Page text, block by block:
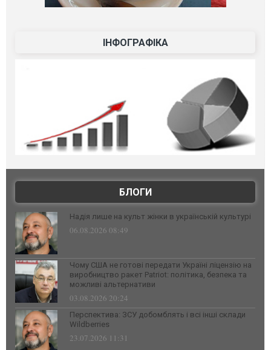
ІНФОГРАФІКА
БЛОГИ
Надія лише на культ жінки в українській культурі
06.08.2026 08:49
Чому США не готові передати Україні ліцензію на
виробництво ракет Patriot: політика, безпека та
можливі альтернативи
03.08.2026 20:24
Перспектива: ЗСУ добомблять і всі інші склади
Wildberries
23.07.2026 11:31